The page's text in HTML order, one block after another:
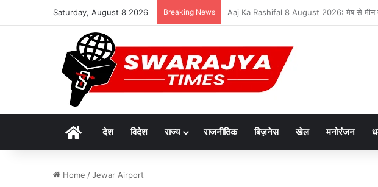
Saturday, August 8 2026 Breaking News दुर्लभ पैंगोलिन तस्करी मामले में आरोपी की जमानत
Homeदेश विदेश राज्य राजनीतिक बिज़नेस खेल मनोरंजन
Home /Jewar Airport